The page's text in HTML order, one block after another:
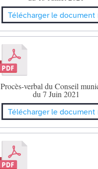
Télécharger le document
Procès-verbal du Conseil
du 7 Juin 2021
Télécharger le document